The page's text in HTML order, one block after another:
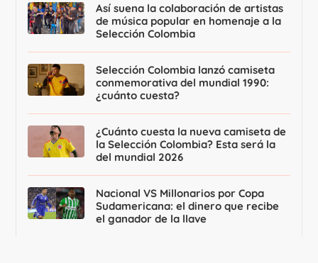
Así suena la colaboración de artistas
de música popular en homenaje a la
Selección Colombia
Selección Colombia lanzó camiseta
conmemorativa del mundial 1990:
¿cuánto cuesta?
¿Cuánto cuesta la nueva camiseta de
la Selección Colombia? Esta será la
del mundial 2026
Nacional VS Millonarios por Copa
Sudamericana: el dinero que recibe
el ganador de la llave